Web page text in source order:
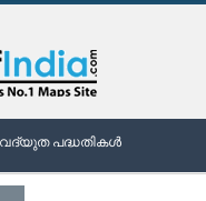
പദ്ധതികൾ